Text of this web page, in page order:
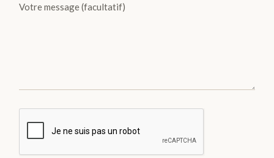
Votre message (facultatif)